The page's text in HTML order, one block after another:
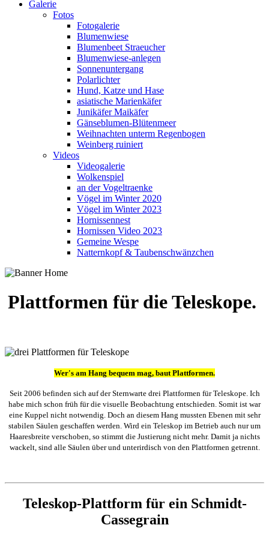
Galerie
Fotos
Fotogalerie
Blumenwiese
Blumenbeet Straeucher
Blumenwiese-anlegen
Sonnenuntergang
Polarlichter
Hund, Katze und Hase
asiatische Marienkäfer
Junikäfer Maikäfer
Gänseblumen-Blütenmeer
Weihnachten unterm Regenbogen
Weinberg ruiniert
Videos
Videogalerie
Wolkenspiel
an der Vogeltraenke
Vögel im Winter 2020
Vögel im Winter 2023
Hornissennest
Hornissen Video 2023
Gemeine Wespe
Natternkopf & Taubenschwänzchen
Plattformen für die Teleskope.
Wer's am Hang bequem mag, baut Plattformen.
Seit 2006 befinden sich auf der Sternwarte drei Plattformen für Teleskope. Ich
habe mich schon früh für die visuelle Beobachtung entschieden. Somit ist war
eine Kuppel nicht notwendig. Doch an diesem Hang mussten Ebenen mit sehr
stabilen Säulen geschaffen werden. Wird ein Teleskop im Betrieb auch nur um
Haaresbreite verschoben, so stimmt die Justierung nicht mehr. Damit ja nichts
wackelt, sind alle Säulen über und unterirdisch von den Plattformen getrennt.
Teleskop-Plattform für ein Schmidt-
Cassegrain